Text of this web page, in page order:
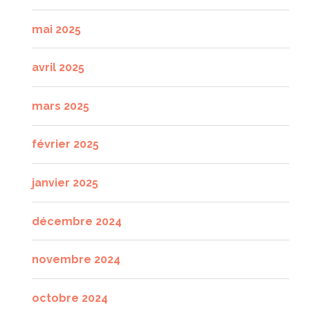
mai 2025
avril 2025
mars 2025
février 2025
janvier 2025
décembre 2024
novembre 2024
octobre 2024